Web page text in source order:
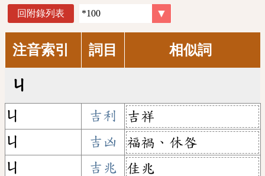
回附錄列表
注音索引 詞目 相似詞
ㄐ
ㄐ 吉利
吉祥
ㄐ
吉凶
福禍、休咎
ㄐ
吉兆
佳兆